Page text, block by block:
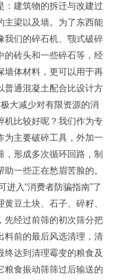
：建筑物的拆迁与改建过
主梁以及墙。为了东西能
我们的碎石机、颚式破碎
的砖头和一些碎石等，经
墙体材料，更可以用于再
普通混凝土配合比设计方
大减少对有限资源的消
机比较好呢？我们作为专
为主要破碎工具，外加一
形成多次循环回路，制
一些正在愁眉苦脸的。
入“消费者防骗指南”了
豆土块、石子、碎籽、
先经过前筛的初次筛分把
料前的最后风选清理，清
终达到清理霉变的粮食及
粮食振动筛筛过后输送的